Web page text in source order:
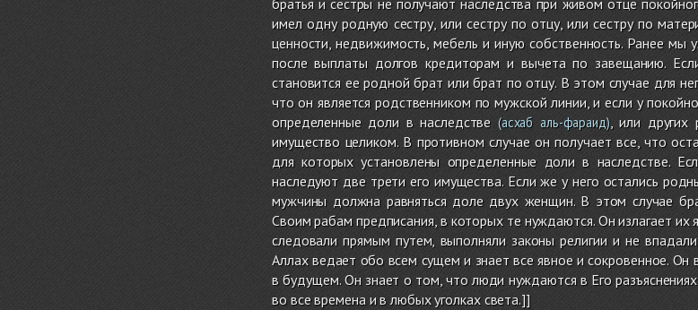
братья и сестры не получают наследства при живом отце
имел одну родную сестру, или сестру по отцу, или сестру по
ценности, недвижимость, мебель и иную собственность. Ранее мы
после выплаты долгов кредиторам и вычета по завещанию.
становится ее родной брат или брат по отцу. В этом случае для
что он является родственником по мужской линии, и если у
определенные доли в наследстве (асхаб аль-фараид), или других
имущество целиком. В противном случае он получает все, что
для которых установлены определенные доли в наследстве.
наследуют две трети его имущества. Если же у него остались
мужчины должна равняться доле двух женщин. В этом случае
Своим рабам предписания, в которых те нуждаются. Он излагает
следовали прямым путем, выполняли законы религии и не
Аллах ведает обо всем сущем и знает все явное и сокровенное.
в будущем. Он знает о том, что люди нуждаются в Его
во все времена и в любых уголках света.]]